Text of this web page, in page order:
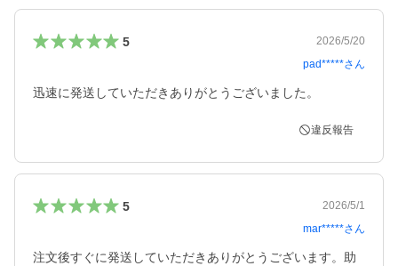
5
2026/5/20
pad*****さん
迅速に発送していただきありがとうございました。
違反報告
5
2026/5/1
mar*****さん
注文後すぐに発送していただきありがとうございます。助